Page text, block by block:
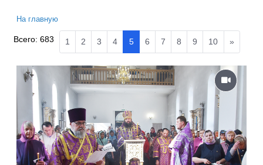
На главную
Всего:683 1 2 3 4 5 6 7 8 9 10 »